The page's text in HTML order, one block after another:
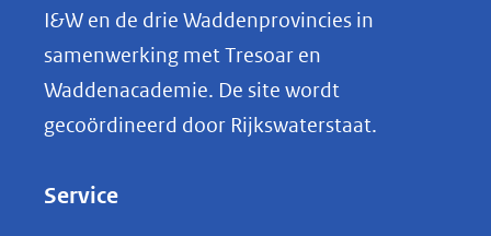
k
e
I&W en de drie Waddenprovincies in
samenwerking met Tresoar en
Waddenacademie. De site wordt
gecoördineerd door Rijkswaterstaat.
Service